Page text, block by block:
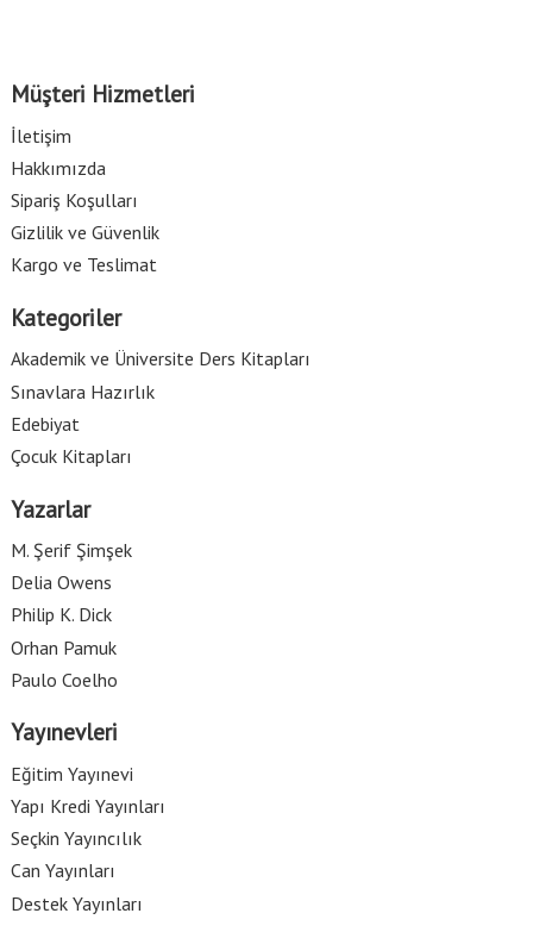
Müşteri Hizmetleri
İletişim
Hakkımızda
Sipariş Koşulları
Gizlilik ve Güvenlik
Kargo ve Teslimat
Kategoriler
Akademik ve Üniversite Ders Kitapları
Sınavlara Hazırlık
Edebiyat
Çocuk Kitapları
Yazarlar
M. Şerif Şimşek
Delia Owens
Philip K. Dick
Orhan Pamuk
Paulo Coelho
Yayınevleri
Eğitim Yayınevi
Yapı Kredi Yayınları
Seçkin Yayıncılık
Can Yayınları
Destek Yayınları